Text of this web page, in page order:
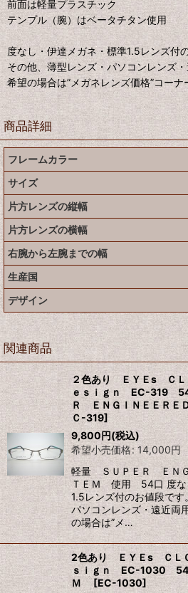
前面は軽量プラスチック
テンプル（腕）はベータチタン使用
度なし・伊達メガネ・標準1.5レンズ付
その他、薄型レンズ・パソコンレンズ
希望の場合は”メガネレンズ価格”コーナ
商品詳細
フレームカラー
サイズ
片方レンズの縦幅
片方レンズの横幅
右腕から左腕までの幅
生産国
デザイン
関連商品
２色あり ＥＹＥs Ｃ
ｅｓｉｇｎ EC-319
Ｒ ＥＮＧＩＮＥＥＲ
Ｃ-319]
9,800円(税込)
希望小売価格: 14,000円
軽量 ＳＵＰＥＲ ＥＮ
ＴＥＭ 使用 54口 度な
1.5レンズ付のお値段です
パソコンレンズ・遠近両
の場合は”メ…
2色あり ＥＹＥs ＣＬ
ｓｉｇｎ EC-1030
Ｍ [EC-1030]